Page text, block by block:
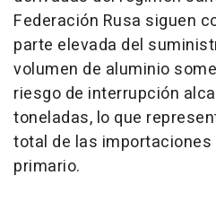
Federación Rusa siguen
parte elevada del
volumen de aluminio
riesgo de interrupción
toneladas, lo que
total de las
primario.